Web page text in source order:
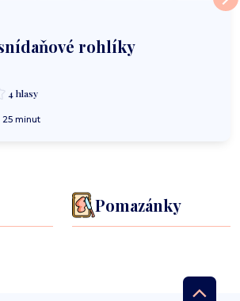
rohlíky
4 hlasy
25 minut
Pomazánky